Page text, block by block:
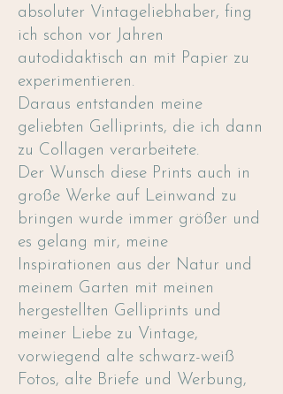
absoluter Vintageliebhaber, fing
ich schon vor Jahren
autodidaktisch an mit Papier zu
experimentieren.
Daraus entstanden meine
geliebten Gelliprints, die ich dann
zu Collagen verarbeitete.
Der Wunsch diese Prints auch in
große Werke auf Leinwand zu
bringen wurde immer größer und
es gelang mir, meine
Inspirationen aus der Natur und
meinem Garten mit meinen
hergestellten Gelliprints und
meiner Liebe zu Vintage,
vorwiegend alte schwarz-weiß
Fotos, alte Briefe und Werbung,